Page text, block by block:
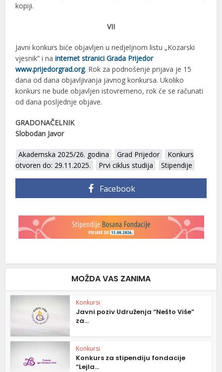
kopiji.
VII
Javni konkurs biće objavljen u nedjeljnom listu „Kozarski
vjesnik” i nainternet stranici Grada Prijedor
www.prijedorgrad.org. Rok za podnošenje prijava je 15
dana od dana objavljivanja javnog konkursa. Ukoliko
konkurs ne bude objavljen istovremeno, rok će se računati
od dana posljednje objave.
GRADONAČELNIK
Slobodan Javor
Akademska 2025/26. godina Grad Prijedor
Konkurs
otvoren do: 29.11.2025.
Prvi ciklus studija Stipendije
Facebook
MOŽDA VAS ZANIMA
Konkursi
Javni poziv Udruženja “Nešto Više”
za...
Konkursi
Konkurs za stipendiju fondacije
“Lejla...